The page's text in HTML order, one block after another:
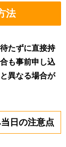
法
たずに直接持
も事前申し込
異なる場合が
日の注意点